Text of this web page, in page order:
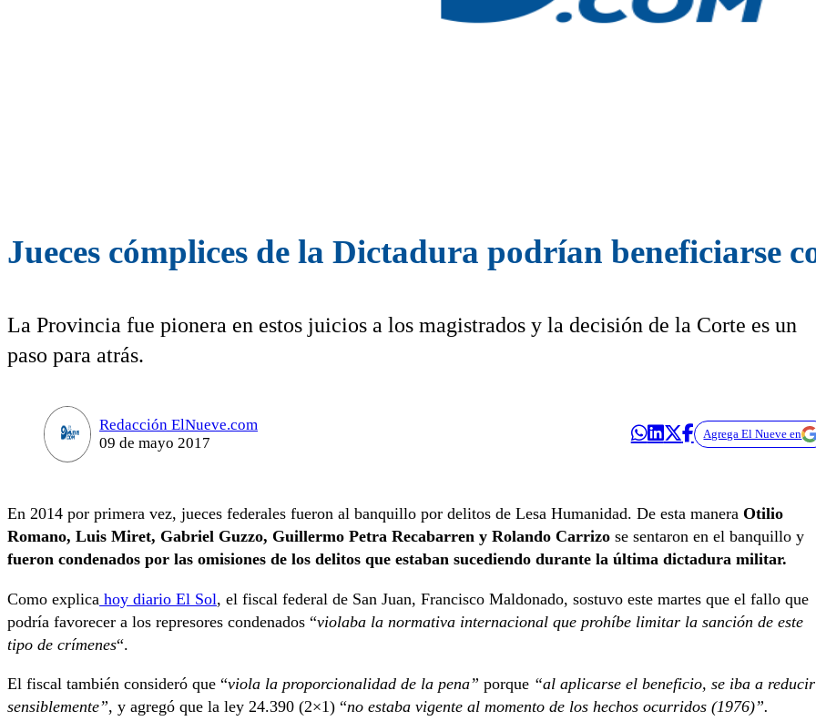
Jueces cómplices de la Dictadura podrían beneficiarse
La Provincia fue pionera en estos juicios a los magistrados y la decisión de la Corte es un
paso para atrás.
Redacción ElNueve.com
09 de mayo 2017
Agrega El Nueve en
En 2014 por primera vez, jueces federales fueron al banquillo por delitos de Lesa Humanidad. De esta manera Otilio
Romano, Luis Miret, Gabriel Guzzo, Guillermo Petra Recabarren y Rolando Carrizo se sentaron en el banquillo y
fueron condenados por las omisiones de los delitos que estaban sucediendo durante la última dictadura militar.
Como explica hoy diario El Sol, el fiscal federal de San Juan, Francisco Maldonado, sostuvo este martes que el fallo que
podría favorecer a los represores condenados “violaba la normativa internacional que prohíbe limitar la sanción de este
tipo de crímenes“.
El fiscal también consideró que “viola la proporcionalidad de la pena” porque “al aplicarse el beneficio, se iba a reducir
sensiblemente”, y agregó que la ley 24.390 (2×1) “no estaba vigente al momento de los hechos ocurridos (1976)”.